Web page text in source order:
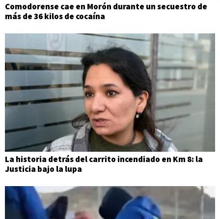
Comodorense cae en Morón durante un secuestro de
más de 36 kilos de cocaína
La historia detrás del carrito incendiado en Km 8: la
Justicia bajo la lupa